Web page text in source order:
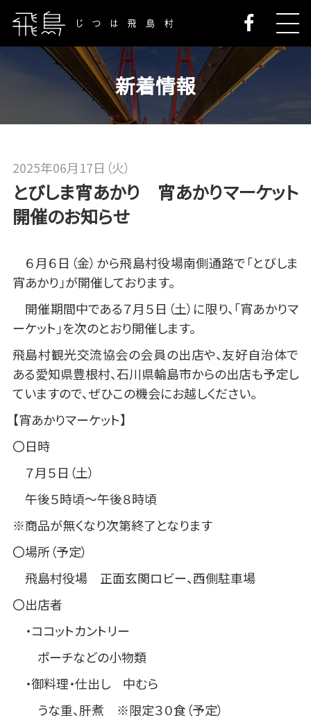
新着情報
とびしま宵あかり 宵あかりマーケット
開催のお知らせ
2025年06月17日（火）
６月６日（金）から飛島村役場南側通路で「とびしま
宵あかり」が開催しております。
開催期間中である７月５日（土）に限り、「宵あかりマ
ーケット」を次のとおり開催します。
飛島村観光交流協会の会員の出店や、友好自治体で
ある愛知県豊根村、石川県輪島市からの出店も予定し
ていますので、ぜひこの機会にお越しください。
【宵あかりマーケット】
〇日時
７月５日（土）
午後５時頃～午後８時頃
※商品が無くなり次第終了となります
〇場所（予定）
飛島村役場 正面玄関ロビー、西側駐車場
〇出店者
・ココットカントリー
ポーチなどの小物類
・御料理・仕出し 中むら
うな重、肝煮 ※限定３０食（予定）